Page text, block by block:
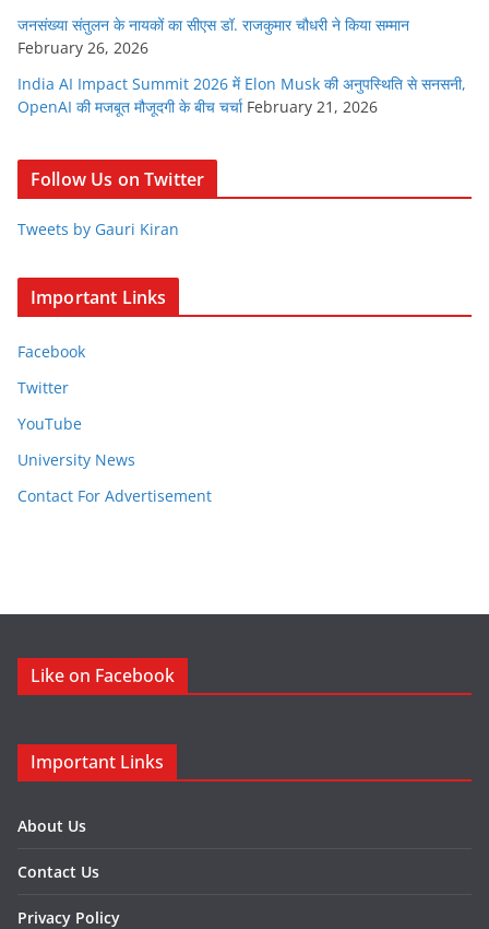
जनसंख्या संतुलन के नायकों का सीएस डॉ. राजकुमार चौधरी ने किया सम्मान
February 26, 2026
India AI Impact Summit 2026 में Elon Musk की अनुपस्थिति से सनसनी,
OpenAI की मजबूत मौजूदगी के बीच चर्चा February 21, 2026
Follow Us on Twitter
Tweets by Gauri Kiran
Important Links
Facebook
Twitter
YouTube
University News
Contact For Advertisement
Like on Facebook
Important Links
About Us
Contact Us
Privacy Policy